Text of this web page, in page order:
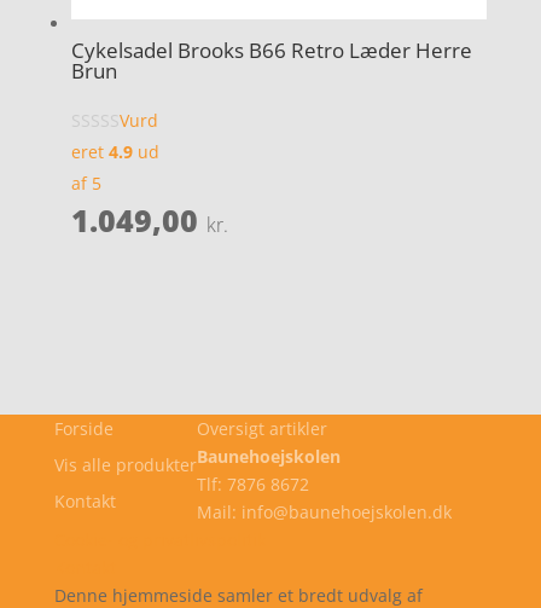
Cykelsadel Brooks B66 Retro Læder Herre
Brun
Vurd
eret 4.9ud
af 5
1.049,00 kr.
Forside
Vis alle produkter
Kontakt
Oversigt artikler
Baunehoejskolen
Tlf: 7876 8672
Mail: info@baunehoejskolen.dk
Denne hjemmeside samler et bredt udvalg af